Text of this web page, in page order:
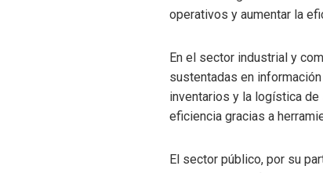
operativos y aumentar la
En el sector industrial y
sustentadas en
inventarios y la logística
eficiencia gracias a
El sector público, por su